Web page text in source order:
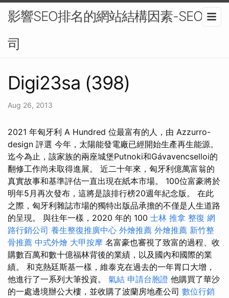
影響SEO排名的網站結構因素-SEO公
司
Digi23sa (398)
Aug 26, 2013
2021 年匈牙利 A Hundred 位最富有的人，由 Azzurro-
design 評選 今年，太陽能發電廠已經開始生產再生能源。
迄今為止，該家族的兩座城堡Putnoki和Gávavencselloi的
翻修工作尚未取得進展。 近二十年來，匈牙利億萬富翁的
真實故事和基準評估一直出現在紙本市場。 100位富豪將於
明年5月再次發布，這將是該排行榜20週年紀念版。 在此
之際，匈牙利雜誌市場的獨特出版品承擔的不僅是人生道路
的呈現。 與往年一樣，2020 年的 100 士林 推拿 整復 網
路行銷公司 養生整復推廣中心 外燴推薦 外燴推薦 新竹整
骨推薦 中式外燴 大甲按摩 名富豪也審視了致富的過程、收
購數百萬和數十億福林背後的業績，以及國內和國際的業
績。 和克熱廷斯基一樣，維泰克在過去的一年胃口大增，
他進行了一系列大筆投資。 氣結 申請台胞證 他購買了華沙
的一處邊境辦公大樓，並收購了波蘭房地產公司 數位行銷